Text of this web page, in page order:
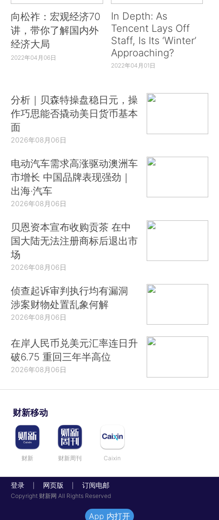
向松祚：宏观经济70
讲，带你了解国内外
经济大局
2022年04月06日
In Depth: As
Tencent Lays Off
Staff, Is Its ‘Winter’
Approaching?
2022年04月01日
分析｜贝森特操盘稳日元，操
作巧思能否撬动美日货币基本
面
2026年08月06日
电动汽车需求高涨驱动澳洲车
市增长 中国品牌表现强劲｜
出海·汽车
2026年08月06日
贝恩资本宣布收购贡茶 在中
国大陆无法注册商标后退出市
场
2026年08月06日
侦查起诉审判执行均有漏洞
涉案财物处置乱象何解
2026年08月06日
在岸人民币兑美元汇率连日升
破6.75 重回三年半高位
2026年08月06日
财新移动
财新 财新周刊 Caixin
登录 网页版 订阅电邮
Copyright 财新网 All Rights Reserved
App 内打开